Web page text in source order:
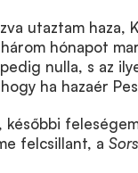
utaztam haza,
hónapot
nulla, s az
ha hazaér
felcsillant, a